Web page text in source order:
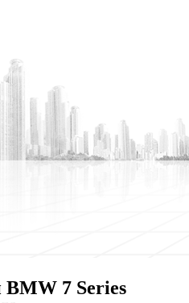
BMW 7 Series